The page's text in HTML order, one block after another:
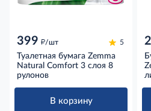
399 д/шт 5
Туалетная бумага Zemma
Natural Comfort 3 слоя 8
рулонов
В корзину